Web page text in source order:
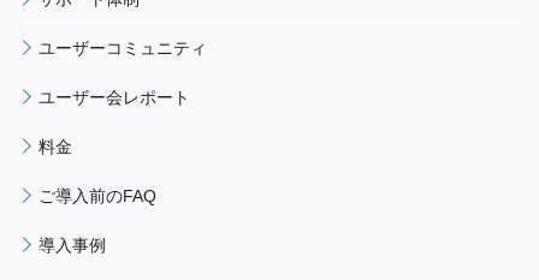
ユーザーコミュニティ
ユーザー会レポート
料金
ご導入前のFAQ
導入事例